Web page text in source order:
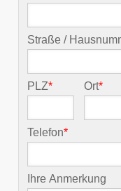
Straße /
PLZ* Ort*
Telefon*
Ihre Anmerkung